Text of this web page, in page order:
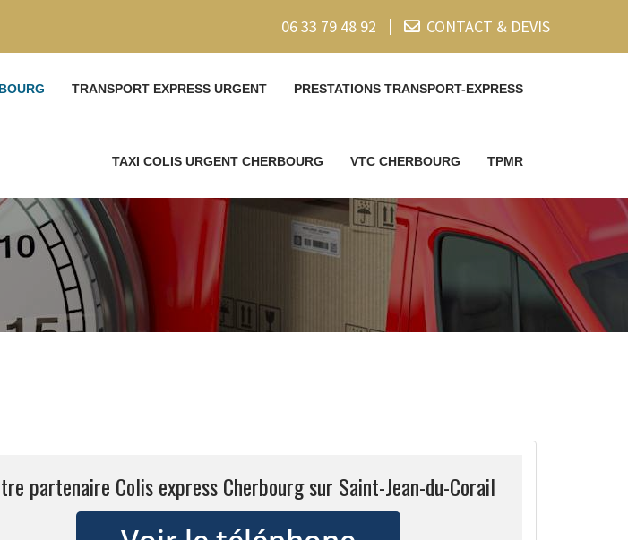
06 33 79 48 92 CONTACT & DEVIS
TRANSPORT EXPRESS URGENT PRESTATIONS TRANSPORT-EXPRESS
TAXI COLIS URGENT CHERBOURG VTC CHERBOURG TPMR
partenaire Colis express Cherbourg sur Saint-Jean-du-Corail